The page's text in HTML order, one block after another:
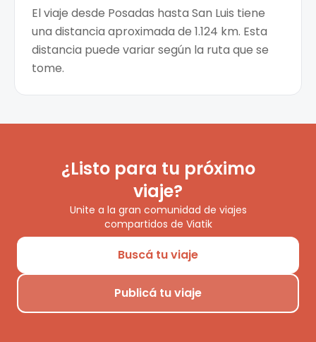
El viaje desde Posadas hasta San Luis tiene
una distancia aproximada de 1.124 km. Esta
distancia puede variar según la ruta que se
tome.
¿Listo para tu próximo
viaje?
Unite a la gran comunidad de viajes
compartidos de Viatik
Buscá tu viaje
Publicá tu viaje